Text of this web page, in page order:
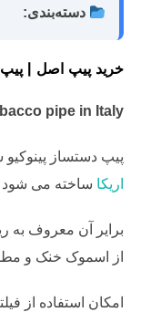
دسته‌بندی:
خرید پیپ اصل | پیپ
pipe in Italy
پیپ دستساز پینوکیو
اریکا ساخته می شود
برایر آن معروف به
از اسموک خنک و
امکان استفاده از